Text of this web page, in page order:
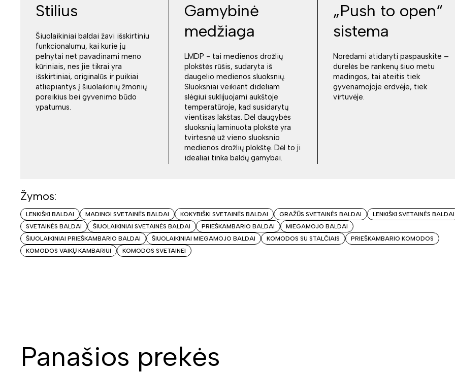
Stilius
Šiuolaikiniai baldai žavi išskirtiniu
funkcionalumu, kai kurie jų
pelnytai net pavadinami meno
kūriniais, nes jie tikrai yra
išskirtiniai, originalūs ir puikiai
atliepiantys į šiuolaikinių žmonių
poreikius bei gyvenimo būdo
ypatumus.
Gamybinė
medžiaga
LMDP - tai medienos drožlių
plokštės rūšis, sudaryta iš
daugelio medienos sluoksnių.
Sluoksniai veikiant dideliam
slėgiui suklijuojami aukštoje
temperatūroje, kad susidarytų
vientisas lakštas. Dėl daugybės
sluoksnių laminuota plokštė yra
tvirtesnė už vieno sluoksnio
medienos drožlių plokštę. Dėl to ji
idealiai tinka baldų gamybai.
„Push to open“
sistema
Norėdami atidaryti paspauskite –
durelės be rankenų šiuo metu
madingos, tai ateitis tiek
gyvenamojoje erdvėje, tiek
virtuvėje.
Žymos:
LENKIŠKI BALDAI MADINGI SVETAINĖS BALDAI KOKYBIŠKI SVETAINĖS BALDAI GRAŽŪS SVETAINĖS BALDAI
LENKIŠKI SVETAINĖS BALDAI
SVETAINĖS BALDAI
ŠIUOLAIKINIAI SVETAINĖS BALDAI PRIEŠKAMBARIO BALDAI
MIEGAMOJO BALDAI
ŠIUOLAIKINIAI PRIEŠKAMBARIO BALDAI
ŠIUOLAIKINIAI MIEGAMOJO BALDAI KOMODOS SU STALČIAIS
PRIEŠKAMBARIO KOMODOS
KOMODOS VAIKŲ KAMBARIUI
KOMODOS SVETAINEI
Panašios prekės